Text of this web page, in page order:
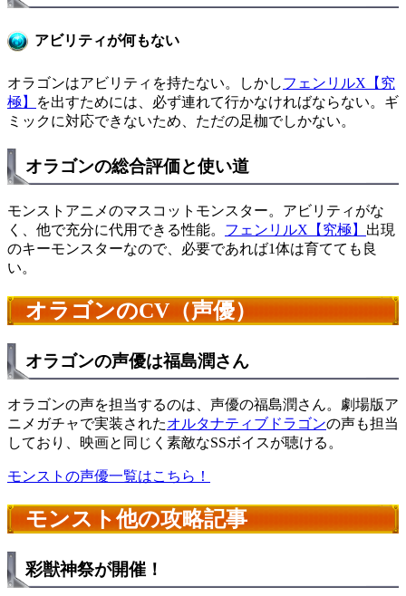
アビリティが何もない
オラゴンはアビリティを持たない。しかしフェンリルX【究
極】
を出すためには、必ず連れて行かなければならない。ギ
ミックに対応できないため、ただの足枷でしかない。
オラゴンの総合評価と使い道
モンストアニメのマスコットモンスター。アビリティがな
く、他で充分に代用できる性能。 フェンリルX【究極】 出現
のキーモンスターなので、必要であれば1体は育てても良
い。
オラゴンのCV（声優）
オラゴンの声優は福島潤さん
オラゴンの声を担当するのは、声優の福島潤さん。劇場版ア
ニメガチャで実装されたオルタナティブドラゴンの声も担当
しており、映画と同じく素敵なSSボイスが聴ける。
モンストの声優一覧はこちら！
モンスト他の攻略記事
彩獣神祭が開催！